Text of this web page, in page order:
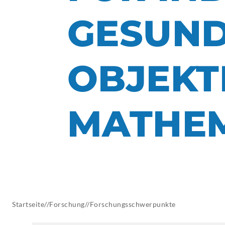
Startseite//Forschung//Forschungsschwerpunkte